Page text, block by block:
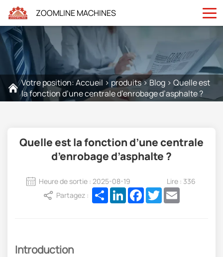
ZOOMLINE MACHINES
Votre position:Accueil >produits>Blog > Quelle est
la fonction d’une centrale d’enrobage d’asphalte ?
Quelle est la fonction d’une centrale
d’enrobage d’asphalte ?
Heure de sortie : 2025-08-19
Lire : 336
Partagez :
ShareLinkedInFacebook
Twitter
Introduction